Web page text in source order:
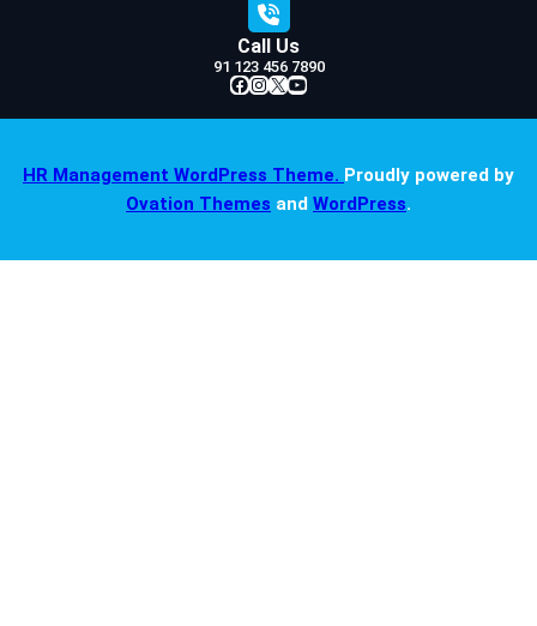
Call Us
91 123 456 7890
Facebook InstagramX YouTube
HR Management WordPress Theme. Proudly powered by
Ovation Themes and WordPress.